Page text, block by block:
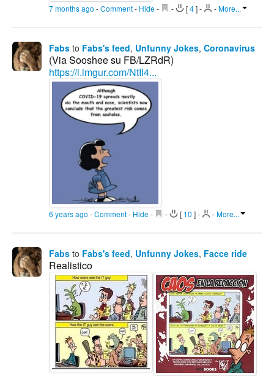
7 months ago -Comment- Hide - - [4]- -More...
Fabs to Fabs's feed, Unfunny Jokes, Coronavirus
(Via Sooshee su FB/LZRdR)
https://i.imgur.com/NtII4...
6 years ago -Comment- Hide - - [ 10 ]- -More...
Fabs to Fabs's feed, Unfunny Jokes, Facce ride
Realistico